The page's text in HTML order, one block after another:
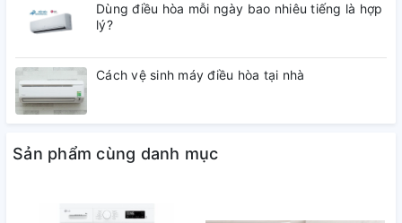
Dùng điều hòa mỗi ngày bao nhiêu tiếng là hợp
lý?
Cách vệ sinh máy điều hòa tại nhà
Sản phẩm cùng danh mục